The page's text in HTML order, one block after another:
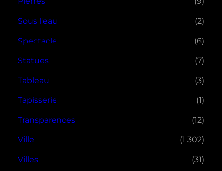
Sous l'eau (2)
Spectacle (6)
Statues (7)
Tableau (3)
Tapisserie (1)
Transparences (12)
Ville (1 302)
Villes (31)